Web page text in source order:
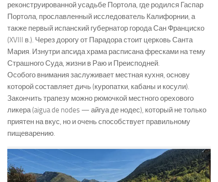
реконструированной усадьбе Портола, где родился Гаспар
Портола, прославленный исследователь Калифорнии, а
также первый испанский губернатор города Сан Франциско
(XVIII в.). Через дорогу от Парадора стоит церковь Санта
Мария. Изнутри апсида храма расписана фресками на тему
Страшного Суда, жизни в Раю и Преисподней.
Особого внимания заслуживает местная кухня, основу
которой составляет дичь (куропатки, кабаны и косули).
Закончить трапезу можно рюмочкой местного орехового
ликера (aigua de nodes — айгуа де нодес), который не только
приятен на вкус, но и очень способствует правильному
пищеварению.